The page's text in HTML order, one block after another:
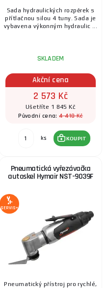
Sada hydraulických rozpěrek s
přítlačnou silou 4 tuny. Sada je
vybavena výkonným hydraulic ...
SKLADEM
Akční cena
2 573 Kč
Ušetříte 1 845 Kč
Původní cena:4 418 Kč
ks KOUPIT
Pneumatická vyřezávačka
autoskel Hymair NST-9039F
SERVIS+
Pneumatický přístroj pro rychlé,